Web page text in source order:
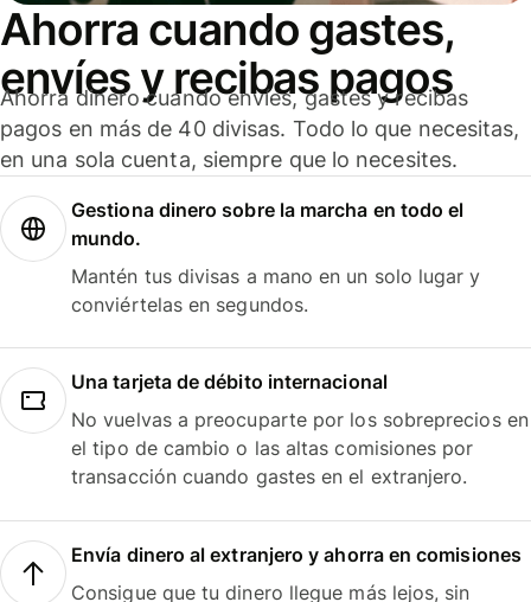
Ahorra cuando gastes,
envíes y recibas pagos
Ahorra dinero cuando envíes, gastes y recibas
pagos en más de 40 divisas. Todo lo que necesitas,
en una sola cuenta, siempre que lo necesites.
Gestiona dinero sobre la marcha en todo el
mundo.
Mantén tus divisas a mano en un solo lugar y
conviértelas en segundos.
Una tarjeta de débito internacional
No vuelvas a preocuparte por los sobreprecios en
el tipo de cambio o las altas comisiones por
transacción cuando gastes en el extranjero.
Envía dinero al extranjero y ahorra en comisiones
Consigue que tu dinero llegue más lejos, sin